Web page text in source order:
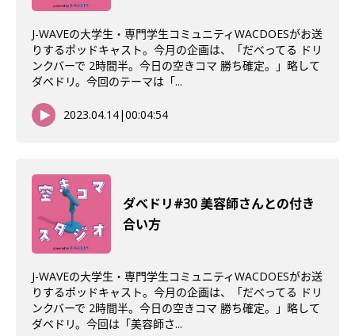
J-WAVEの大学生・専門学生コミュニティWACDOESがお送
りするポッドキャスト。今月の企画は、「だべってる ドリ
ンクバーで 2時間半。今日の空きコマ 勝ち確定。」略して
ダベドリ。今回のテーマは「...
2023.04.14|00:04:54
ダべドリ#30 美容師さんとの付き
合い方
J-WAVEの大学生・専門学生コミュニティWACDOESがお送
りするポッドキャスト。今月の企画は、「だべってる ドリ
ンクバーで 2時間半。今日の空きコマ 勝ち確定。」略して
ダベドリ。今回は「美容師さ...